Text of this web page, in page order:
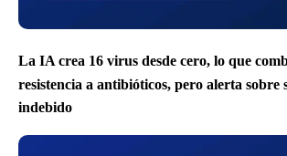
La IA crea 16 virus desde cero, lo que
resistencia a antibióticos, pero alerta sobre
indebido